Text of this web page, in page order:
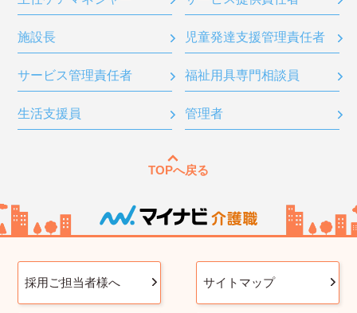
施設長 児童発達支援管理責任者
サービス管理責任者 福祉用具専門相談員
生活支援員 管理者
TOPへ戻る
採用ご担当者様へ サイトマップ